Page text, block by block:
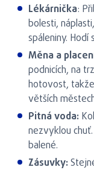
Lékárnička:
bolesti,
spáleniny.
Měna a
podnicích, na
hotovost,
větších
Pitná voda:
nezvyklou
balené.
Zásuvky: